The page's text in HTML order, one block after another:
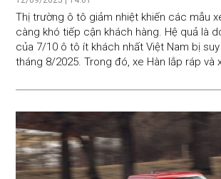
Thị trường ô tô giảm nhiệt khiến các mẫu
càng khó tiếp cận khách hàng. Hệ quả là
của 7/10 ô tô ít khách nhất Việt Nam bị
tháng 8/2025. Trong đó, xe Hàn lắp ráp và